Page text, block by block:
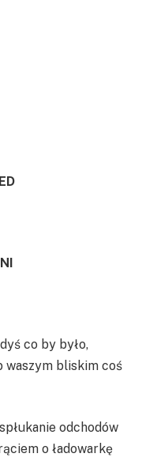
co by było,
waszym bliskim coś
odchodów
o ładowarkę